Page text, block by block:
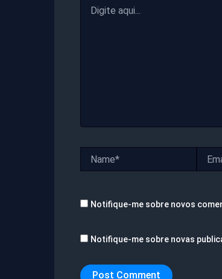
aqui...
Notifique-me sobre novos
Notifique-me sobre novas